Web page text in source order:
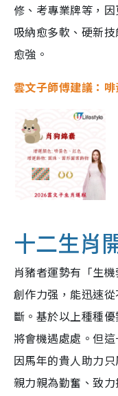
修、考專業牌等，
吸納愈多軟、硬新
愈強。
雲文子師傅建議：
十二生肖
肖豬者運勢有「生
創作力强，能迅速
斷。基於以上種種
將會機遇處處。但
因馬年的貴人助力
親力親為勤奮、致